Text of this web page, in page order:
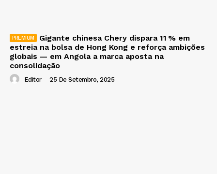
Gigante chinesa Chery dispara 11 % em
estreia na bolsa de Hong Kong e reforça ambições
globais — em Angola a marca aposta na
consolidação
Editor - 25 De Setembro, 2025